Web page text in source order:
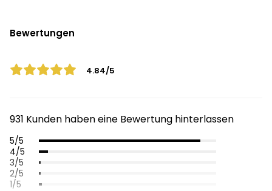
Bewertungen
4.84/5
931 Kunden haben eine Bewertung hinterlassen
5/5
4/5
3/5
2/5
1/5